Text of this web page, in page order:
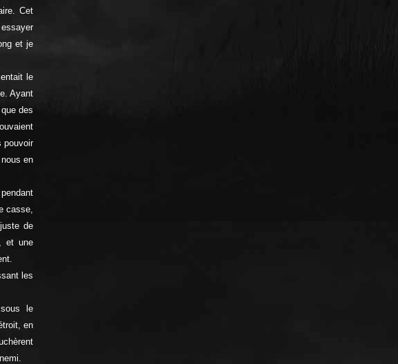
Cet
et je
le
Ayant
des
pouvoir
en
casse,
de
et une
les
le
en